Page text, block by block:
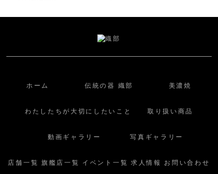
ホーム 伝統の器 織部 美濃焼
わたしたちが大切にしたいこと 取り扱い商品
動画ギャラリー 写真ギャラリー
店舗一覧 旗艦店一覧 イベント一覧 求人情報 お問い合わせ